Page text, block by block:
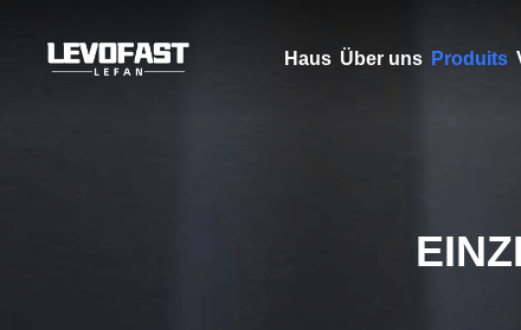
Haus Über uns Produits